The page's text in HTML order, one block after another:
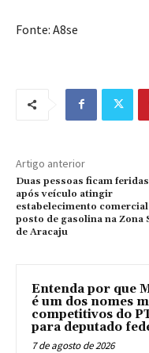
Fonte: A8se
Artigo anterior
Duas pessoas ficam feridas
após veículo atingir
estabelecimento
posto de gasolina na Zona
de Aracaju
Entenda por que
é um dos nomes
competitivos do
para deputado
7 de agosto de 2026